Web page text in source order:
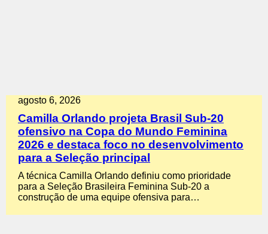
agosto 6, 2026
Camilla Orlando projeta Brasil Sub-20
ofensivo na Copa do Mundo Feminina
2026 e destaca foco no desenvolvimento
para a Seleção principal
A técnica Camilla Orlando definiu como prioridade
para a Seleção Brasileira Feminina Sub-20 a
construção de uma equipe ofensiva para…